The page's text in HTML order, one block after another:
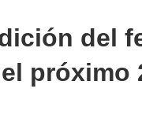
del